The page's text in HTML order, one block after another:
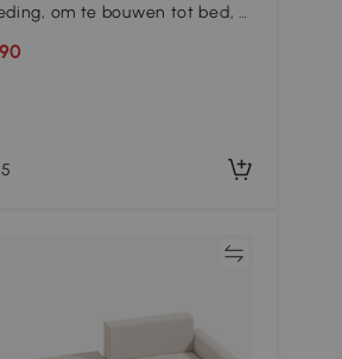
om te bouwen tot bed, 2
157 x 190 cm,
5